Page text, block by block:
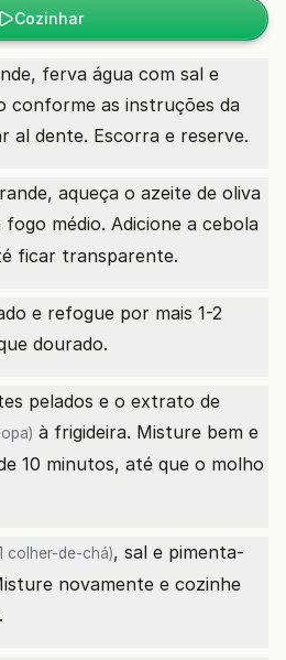
Cozinhar
ferva água com sal e
conforme as instruções da
al dente. Escorra e reserve.
aqueça o azeite de oliva
fogo médio. Adicione a cebola
ficar transparente.
e refogue por mais 1-2
dourado.
pelados e o extrato de
à frigideira. Misture bem e
10 minutos, até que o molho
colher-de-chá), sal e pimenta-
novamente e cozinhe